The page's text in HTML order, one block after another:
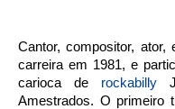
Cantor, compositor,
carreira em 1981, e
carioca de rockabilly
Amestrados. O primeiro